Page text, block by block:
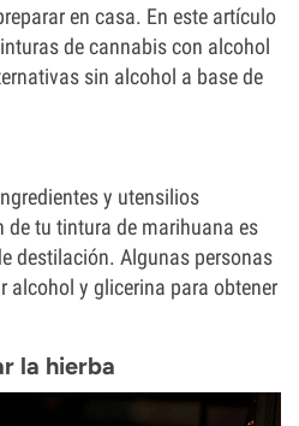
en casa. En este artículo
de cannabis con alcohol
sin alcohol a base de
y utensilios
de tu tintura de marihuana es
destilación. Algunas personas
alcohol y glicerina para obtener
la hierba